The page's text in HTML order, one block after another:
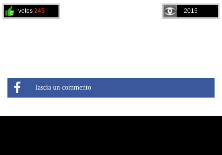
2015
votes 245
lascia un commento